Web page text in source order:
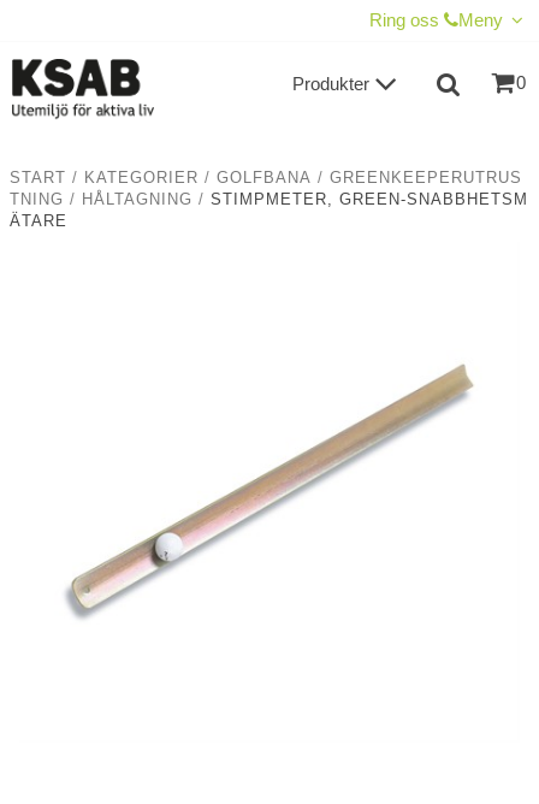
Ring oss Meny
0
Produkter
START / KATEGORIER / GOLFBANA / GREENKEEPERUTRUS
TNING / HÅLTAGNING / STIMPMETER, GREEN-SNABBHETSM
ÄTARE
TILL KASSAN